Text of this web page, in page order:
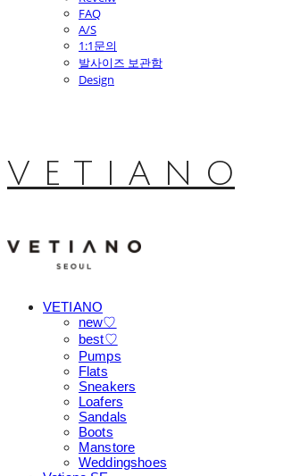
FAQ
A/S
1:1문의
발사이즈 보관함
Design
V E T I A N O
VETIANO
new♡
best♡
Pumps
Flats
Sneakers
Loafers
Sandals
Boots
Manstore
Weddingshoes